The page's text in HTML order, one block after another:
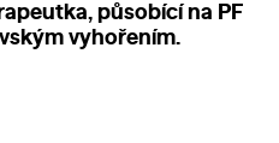
působící na PF
vyhořením.